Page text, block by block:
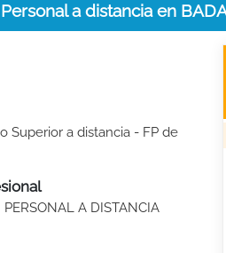
a distancia en
Superior a distancia - FP de
A DISTANCIA